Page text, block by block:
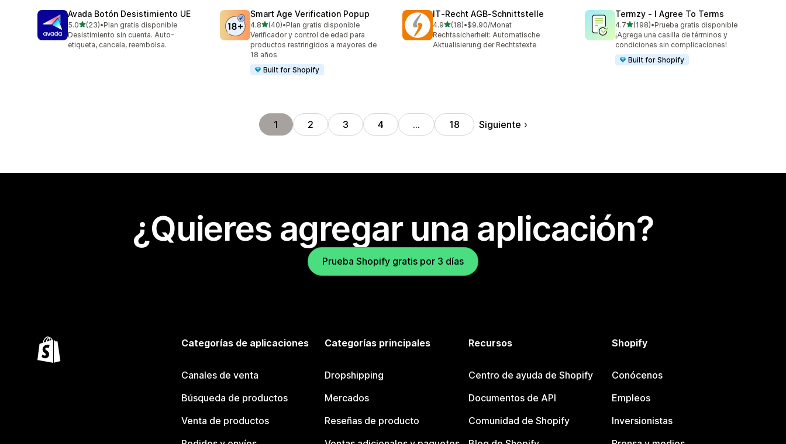
Avada Botón Desistimiento UE
5.0de 5 estrellas
(23)
23 reseñas en total
•Plan gratis disponible
Desistimiento sin cuenta. Auto-
etiqueta, cancela, reembolsa.
Smart Age Verification Popup
4.8de 5 estrellas
(40)
40 reseñas en total
•Plan gratis disponible
Verificador y control de edad para
productos restringidos a mayores de
18 años
Built for Shopify
IT‑Recht AGB‑Schnittstelle
4.9de 5 estrellas
(18)
18 reseñas en total
•$9.90/Monat
Rechtssicherheit: Automatische
Aktualisierung der Rechtstexte
Termzy ‑ I Agree To Terms
4.7de 5 estrellas
(198)
198 reseñas en total
•Prueba gratis disponible
¡Agrega una casilla de términos y
condiciones sin complicaciones!
Built for Shopify
1 2 3 4 … 18 Siguiente
¿Quieres agregar una aplicación?
Prueba Shopify gratis por 3 días
Categorías de aplicaciones
Canales de venta
Búsqueda de productos
Venta de productos
Categorías principales
Dropshipping
Mercados
Reseñas de producto
Recursos
Centro de ayuda de Shopify
Documentos de API
Comunidad de Shopify
Shopify
Conócenos
Empleos
Inversionistas